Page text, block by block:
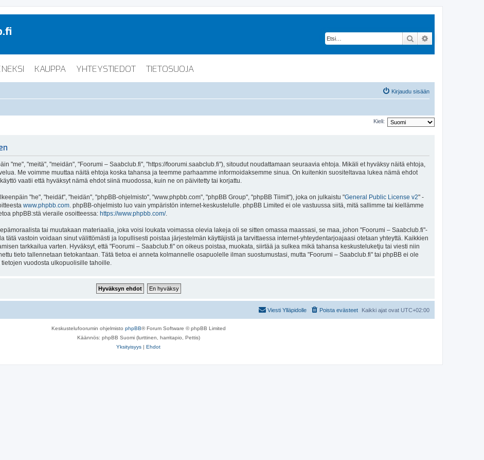
Etsi
KAUPPA YHTEYSTIEDOT TIETOSUOJA
Kirjaudu sisään
Kieli:
"me", "meitä", "meidän", "Foorumi – Saabclub.fi", "https://foorumi.saabclub.fi"), sitoudut noudattamaan seuraavia ehtoja. Mikäli et hyväksy näitä ehtoja,
Me voimme muuttaa näitä ehtoja koska tahansa ja teemme parhaamme informoidaksemme sinua. On kuitenkin suositeltavaa lukea nämä ehdot
vaatii että hyväksyt nämä ehdot siinä muodossa, kuin ne on päivitetty tai korjattu.
"he", "heidät", "heidän", "phpBB-ohjelmisto", "www.phpbb.com", "phpBB Group", "phpBB Tiimit"), joka on julkaistu "General Public License v2" -
www.phpbb.com. phpBB-ohjelmisto luo vain ympäristön internet-keskustelulle. phpBB Limited ei ole vastuussa siitä, mitä sallimme tai kiellämme
phpBB:stä vieraile osoitteessa: https://www.phpbb.com/.
tai muutakaan materiaalia, joka voisi loukata voimassa olevia lakeja oli se sitten omassa maassasi, se maa, johon "Foorumi – Saabclub.fi"-
tätä vastoin voidaan sinut välittömästi ja lopullisesti poistaa järjestelmän käyttäjistä ja tarvittaessa internet-yhteydentarjoajaasi otetaan yhteyttä. Kaikkien
tarkkailua varten. Hyväksyt, että "Foorumi – Saabclub.fi" on oikeus poistaa, muokata, siirtää ja sulkea mikä tahansa keskusteluketju tai viesti niin
tieto tallennetaan tietokantaan. Tätä tietoa ei anneta kolmannelle osapuolelle ilman suostumustasi, mutta "Foorumi – Saabclub.fi" tai phpBB ei ole
vuodosta ulkopuolisille tahoille.
Kaikki ajat ovat UTC+02:00
Poista evästeet
Viesti Ylläpidolle
Keskustelufoorumin ohjelmisto phpBB® Forum Software © phpBB Limited
Käännös: phpBB Suomi (lurttinen, harritapio, Pettis)
Yksityisyys | Ehdot